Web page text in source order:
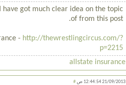
got much clear idea on the topic
of from this post.
- http://thewrestlingcircus.com/?
p=2215
allstate insurance
21/09/2013 12:44:54 ص #